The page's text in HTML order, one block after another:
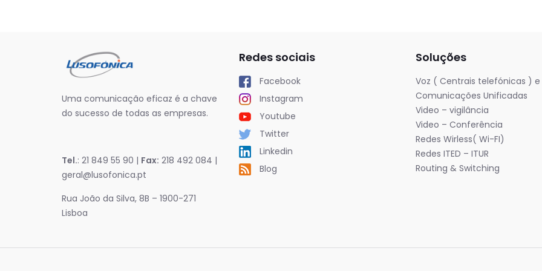
Uma comunicação eficaz é a chave
do sucesso de todas as empresas.
Tel.: 21 849 55 90 | Fax: 218 492 084 |
geral@lusofonica.pt
Rua João da Silva, 8B – 1900-271
Lisboa
Redes sociais
Facebook
Instagram
Youtube
Twitter
Linkedin
Blog
Soluções
Voz ( Centrais telefónicas ) e
Comunicações Unificadas
Video – vigilância
Video – Conferência
Redes Wirless( Wi-FI)
Redes ITED – ITUR
Routing & Switching